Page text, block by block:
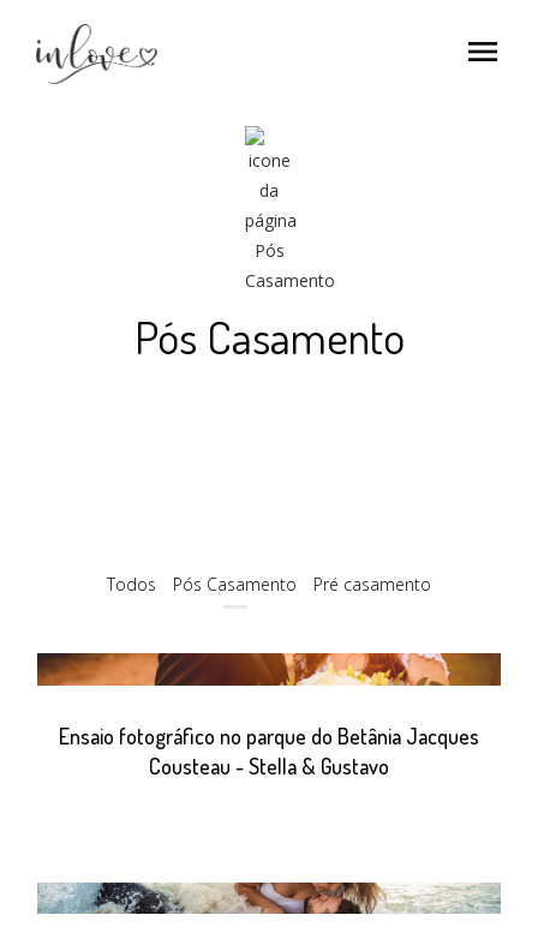
menu
Pós Casamento
Todos Pós Casamento Pré casamento
Ensaio fotográfico no parque do Betânia Jacques
Cousteau - Stella & Gustavo